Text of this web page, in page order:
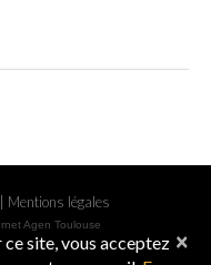
Mentions légales
Agen Toulouse
×
site, vous acceptez